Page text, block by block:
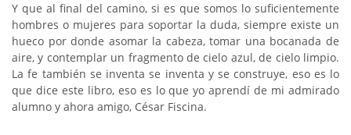
Y que al final del camino, si es que somos lo suficientemente
hombres o mujeres para soportar la duda, siempre existe un
hueco por donde asomar la cabeza, tomar una bocanada de
aire, y contemplar un fragmento de cielo azul, de cielo limpio.
La fe también se inventa se inventa y se construye, eso es lo
que dice este libro, eso es lo que yo aprendí de mi admirado
alumno y ahora amigo, César Fiscina.